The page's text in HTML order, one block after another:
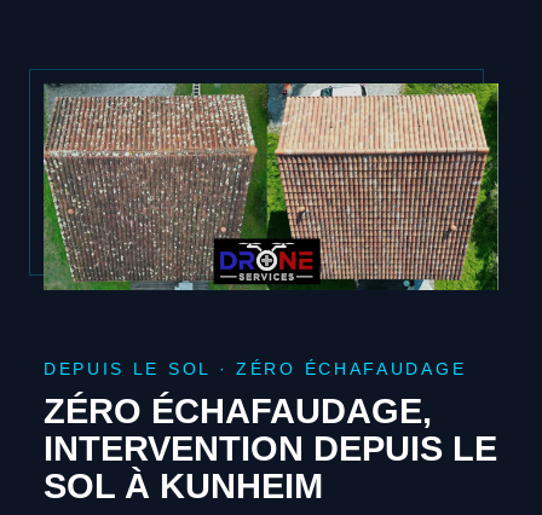
DEPUIS LE SOL · ZÉRO ÉCHAFAUDAGE
ZÉRO ÉCHAFAUDAGE,
INTERVENTION DEPUIS LE
SOL À KUNHEIM